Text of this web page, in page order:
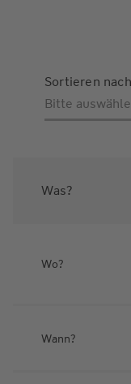
Sortieren
Bitte
Was?
Wo?
Wann?